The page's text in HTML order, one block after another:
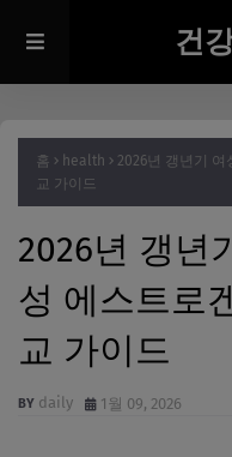
건
홈 health
2026년 갱년기 여
교 가이드
2026년 갱년
성 에스트로
교 가이드
daily 1월 09, 2026